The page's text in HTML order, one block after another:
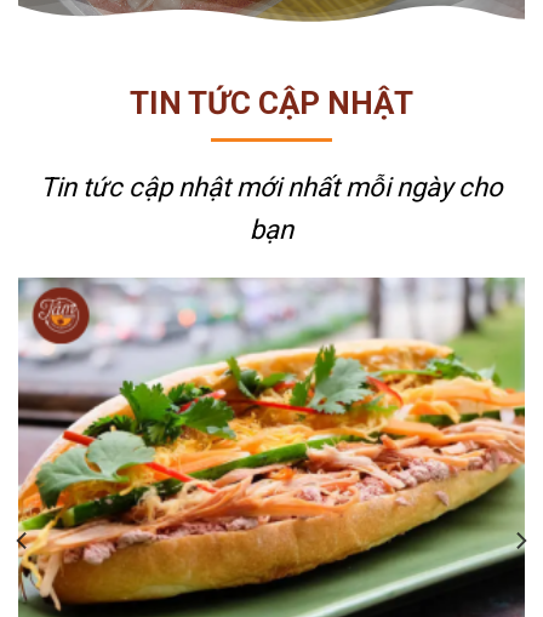
TIN TỨC CẬP NHẬT
Tin tức cập nhật mới nhấtmỗi ngày cho
bạn